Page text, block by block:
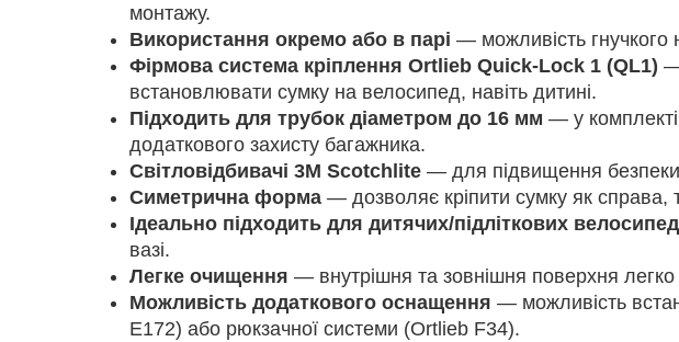
монтажу.
Використання окремо або в парі — можливість гнучкого
Фірмова система кріплення Ortlieb Quick-Lock 1 (QL1) —
встановлювати сумку на велосипед, навіть дитині.
Підходить для трубок діаметром до 16 мм — у
додаткового захисту багажника.
Світловідбивачі 3M Scotchlite— для підвищення
Симетрична форма— дозволяє кріпити сумку як справа,
Ідеально підходить для дитячих/підліткових
вазі.
Легке очищення — внутрішня та зовнішня поверхня легко
Можливість додаткового оснащення — можливість
E172) або рюкзачної системи (Ortlieb F34).